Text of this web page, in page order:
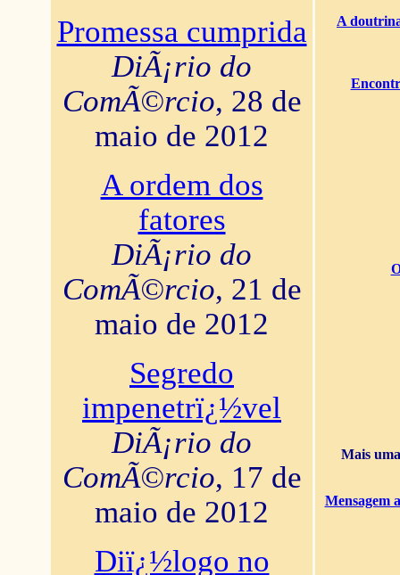
Promessa cumprida
DiÃ¡rio do
ComÃ©rcio, 28 de
maio de 2012
A ordem dos
fatores
DiÃ¡rio do
ComÃ©rcio, 21 de
maio de 2012
Segredo
impenetrï¿½vel
DiÃ¡rio do
ComÃ©rcio, 17 de
maio de 2012
Diï¿½logo no
A
Mais
Mensagem